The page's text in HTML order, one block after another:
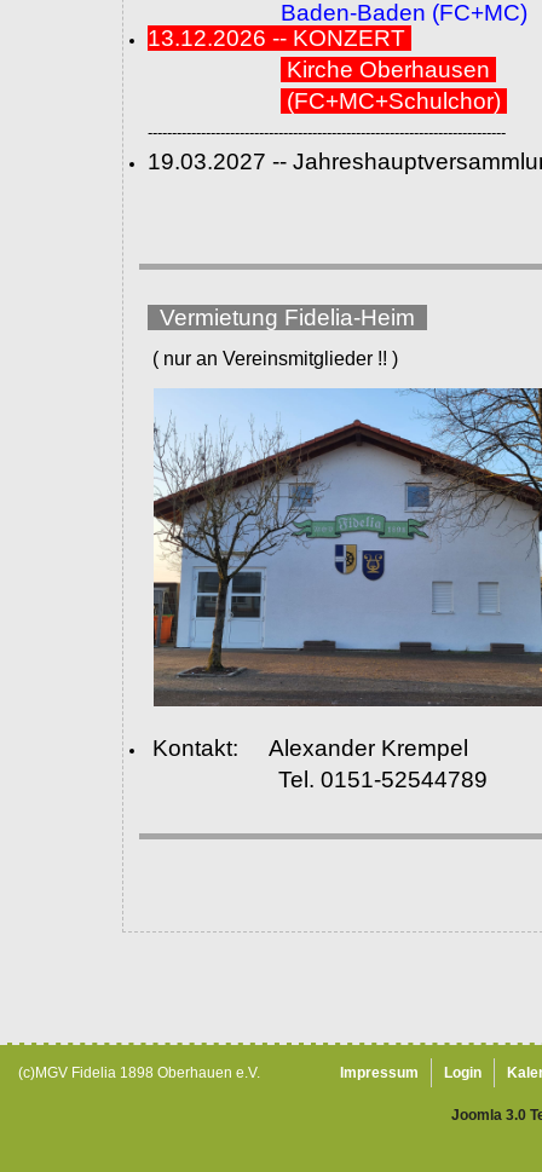
Baden-Baden (FC+MC)
13.12.2026 -- KONZERT
Kirche Oberhausen
(FC+MC+Schulchor)
--------------------------------------------------------------------------
19.03.2027 --
Vermietung Fidelia-Heim
( nur an Vereinsmitglieder !! )
Kontakt: Alexander Krempel
Tel. 0151-52544789
(c)MGV Fidelia 1898 Oberhauen e.V. Impressum Login
Joomla 3.0